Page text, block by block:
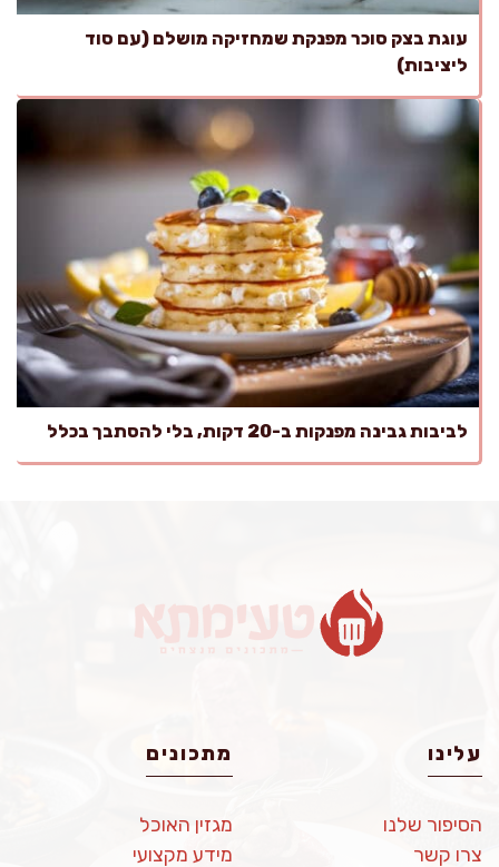
עוגת בצק סוכר מפנקת שמחזיקה מושלם (עם סוד
ליציבות)
לביבות גבינה מפנקות ב-20 דקות, בלי להסתבך בכלל
עלינו
הסיפור שלנו
צרו קשר
מתכונים
מגזין האוכל
מידע מקצועי